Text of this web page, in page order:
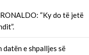
“Ky do të jetë
datën e shpalljes së